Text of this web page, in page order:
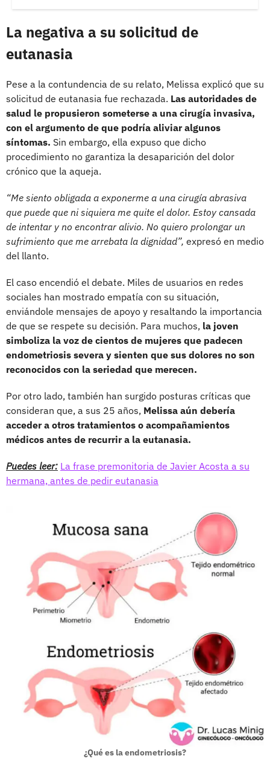
La negativa a su solicitud de
eutanasia
Pese a la contundencia de su relato, Melissa explicó que su
solicitud de eutanasia fue rechazada. Las autoridades de
salud le propusieron someterse a una cirugía invasiva,
con el argumento de que podría aliviar algunos
síntomas. Sin embargo, ella expuso que dicho
procedimiento no garantiza la desaparición del dolor
crónico que la aqueja.
“Me siento obligada a exponerme a una cirugía abrasiva
que puede que ni siquiera me quite el dolor. Estoy cansada
de intentar y no encontrar alivio. No quiero prolongar un
sufrimiento que me arrebata la dignidad”, expresó en medio
del llanto.
El caso encendió el debate. Miles de usuarios en redes
sociales han mostrado empatía con su situación,
enviándole mensajes de apoyo y resaltando la importancia
de que se respete su decisión. Para muchos, la joven
simboliza la voz de cientos de mujeres que padecen
endometriosis severa y sienten que sus dolores no son
reconocidos con la seriedad que merecen.
Por otro lado, también han surgido posturas críticas que
consideran que, a sus 25 años, Melissa aún debería
acceder a otros tratamientos o acompañamientos
médicos antes de recurrir a la eutanasia.
Puedes leer: La frase premonitoria de Javier Acosta a su
hermana, antes de pedir eutanasia
¿Qué es la endometriosis?